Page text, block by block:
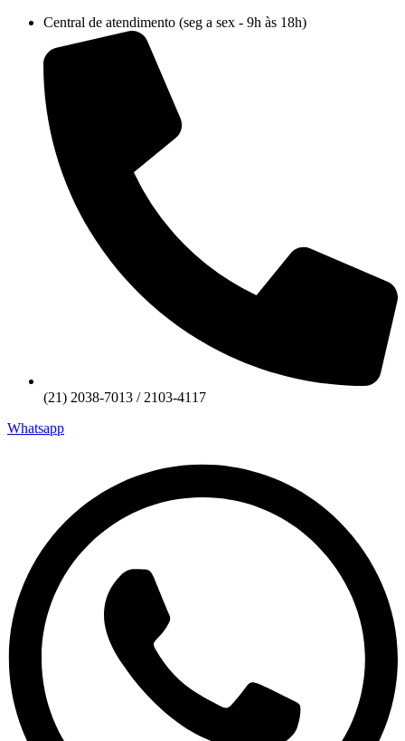
conteúdo
Central de atendimento (seg a sex - 9h às 18h)
(21) 2038-7013 / 2103-4117
Whatsapp